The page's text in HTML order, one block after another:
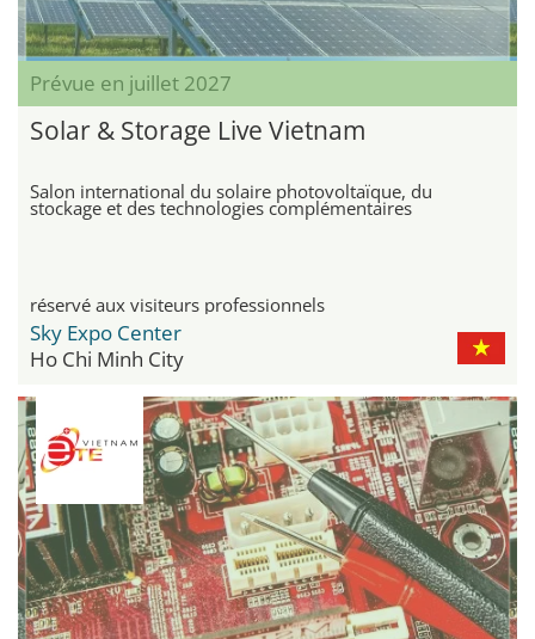
Prévue en juillet 2027
Solar & Storage Live Vietnam
Salon international du solaire photovoltaïque, du
stockage et des technologies complémentaires
réservé aux visiteurs professionnels
Sky Expo Center
Ho Chi Minh City